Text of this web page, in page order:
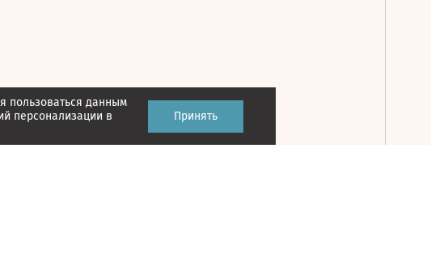
пользоваться данным
персонализации в
Принять